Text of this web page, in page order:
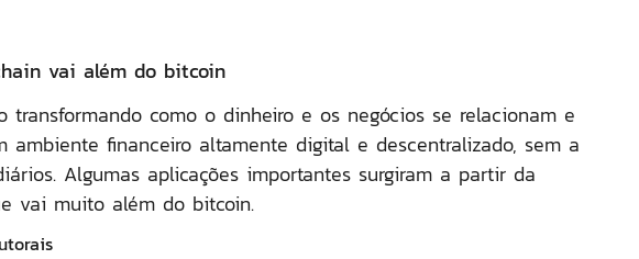
vai além do bitcoin
transformando como o dinheiro e os negócios se relacionam e
ambiente financeiro altamente digital e descentralizado, sem a
Algumas aplicações importantes surgiram a partir da
vai muito além do bitcoin.